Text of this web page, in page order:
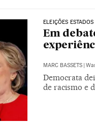
ELEIÇÕES
Em
MARC BASSETS |
Democrata
de racismo e